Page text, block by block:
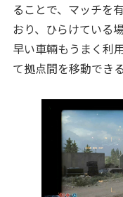
ることで、マッチを
おり、ひらけている
早い車輛もうまく利
て拠点間を移動でき